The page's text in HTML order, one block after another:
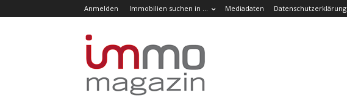
Anmelden Immobilien suchen in … Mediadaten Datenschutzerklärung